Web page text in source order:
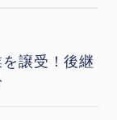
譲受！後継